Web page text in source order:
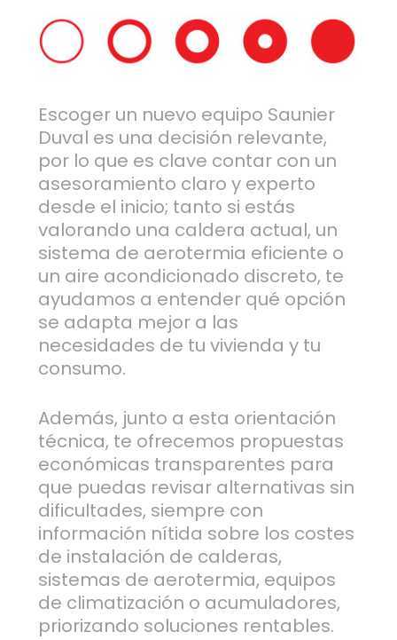
Escoger un nuevo equipo Saunier
Duval es una decisión relevante,
por lo que es clave contar con un
asesoramiento claro y experto
desde el inicio; tanto si estás
valorando una caldera actual, un
sistema de aerotermia eficiente o
un aire acondicionado discreto, te
ayudamos a entender qué opción
se adapta mejor a las
necesidades de tu vivienda y tu
consumo.
Además, junto a esta orientación
técnica, te ofrecemos propuestas
económicas transparentes para
que puedas revisar alternativas sin
dificultades, siempre con
información nítida sobre los costes
de instalación de calderas,
sistemas de aerotermia, equipos
de climatización o acumuladores,
priorizando soluciones rentables.